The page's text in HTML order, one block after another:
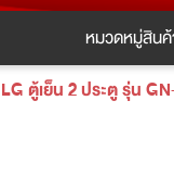
หมวดหมู่สิน
LG ตู้เย็น 2 ประตู รุ่น